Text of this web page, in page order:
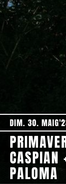
DIM. 30.
CASPIAN
PALOMA